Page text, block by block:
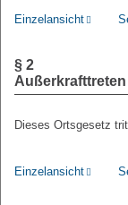
Einzelansicht
§ 2
Außerkrafttreten
Dieses Ortsgesetz
Einzelansicht